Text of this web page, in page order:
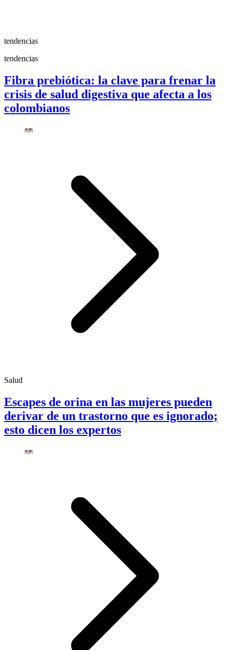
tendencias
tendencias
Fibra prebiótica: la clave para frenar la
crisis de salud digestiva que afecta a los
colombianos
Salud
Escapes de orina en las mujeres pueden
derivar de un trastorno que es ignorado;
esto dicen los expertos